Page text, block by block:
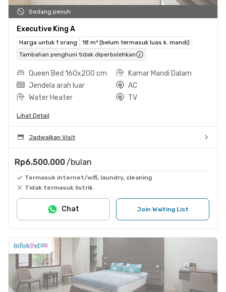
Sedang penuh
Executive King A
Harga untuk 1 orang
18 m² (belum termasuk luas k. mandi)
Tambahan penghuni tidak diperbolehkan
Queen Bed 160x200 cm
Kamar Mandi Dalam
Jendela arah luar
AC
Water Heater
TV
Lihat Detail
Jadwalkan Visit
Rp6.500.000 /bulan
Termasuk internet/wifi, laundry, cleaning
Tidak termasuk listrik
Join Waiting List
Chat